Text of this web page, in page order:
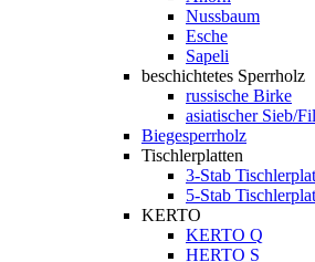
Nussbaum
Esche
Sapeli
beschichtetes Sperrholz
russische Birke
asiatischer Sieb/
Biegesperrholz
Tischlerplatten
3-Stab
5-Stab
KERTO
KERTO Q
HERTO S